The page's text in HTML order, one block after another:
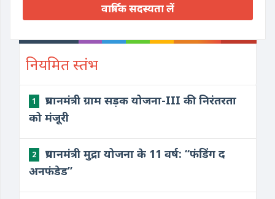
वार्षिक सदस्यता लें
नियमित स्तंभ
1
प्रधानमंत्री ग्राम सड़क योजना-III की निरंतरता
को मंजूरी
2
प्रधानमंत्री मुद्रा योजना के 11 वर्ष: “फंडिंग द
अनफंडेड”